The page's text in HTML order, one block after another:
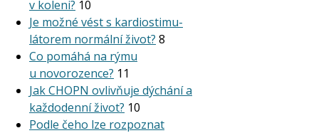
v koleni? 10
Je možné vést s kardiostimu­
látorem normální život? 8
Co pomáhá na rýmu
u novorozence? 11
Jak CHOPN ovlivňuje dýchání a
každodenní život? 10
Podle čeho lze rozpoznat